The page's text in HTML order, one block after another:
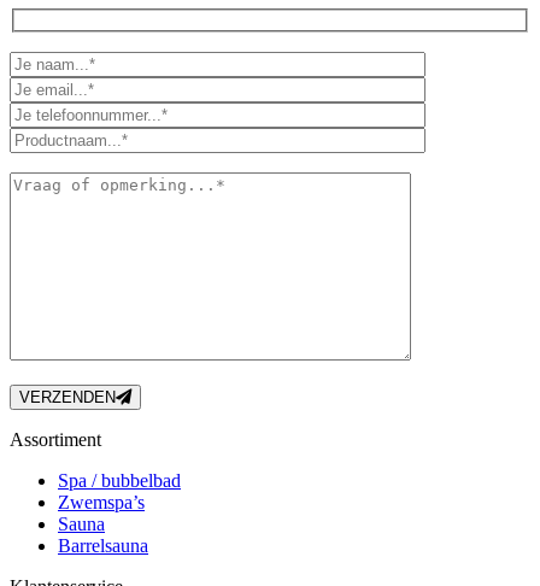
VERZENDEN
Assortiment
Spa / bubbelbad
Zwemspa’s
Sauna
Barrelsauna